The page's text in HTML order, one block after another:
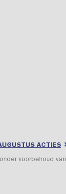
ACTIES
voorbehoud van